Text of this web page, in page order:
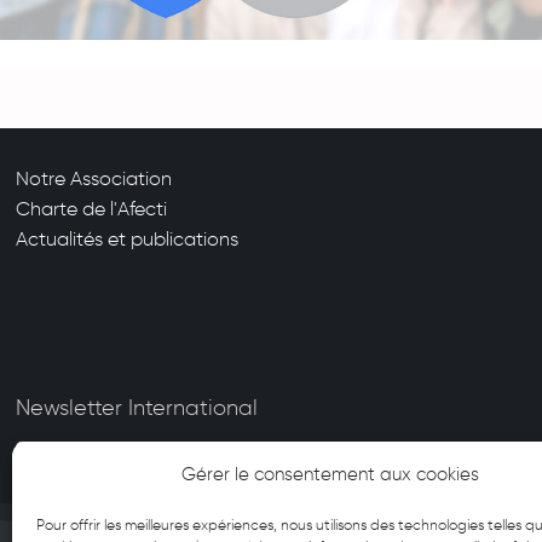
Gérer le consentement aux cookies
Pour offrir les meilleures expériences, nous utilisons des technologies telles
Notre Association
Charte de l'Afecti
Actualités et publications
Newsletter International